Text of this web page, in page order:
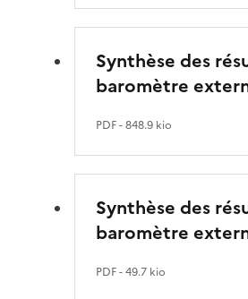
Synthèse des
baromètre
PDF- 848.9 kio
Synthèse des
baromètre
PDF- 49.7 kio